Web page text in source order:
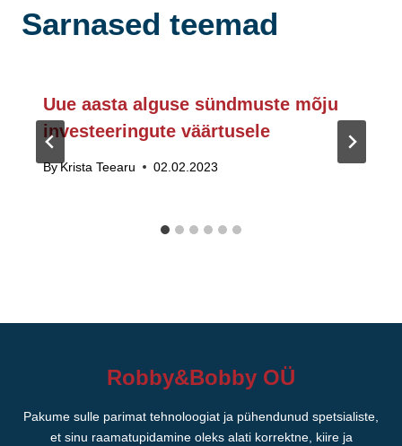
Sarnased teemad
Uue aasta alguse sündmuste mõju
investeeringute väärtusele
By Krista Teearu 02.02.2023
Robby&Bobby OÜ
Pakume sulle parimat tehnoloogiat ja pühendunud spetsialiste,
et sinu raamatupidamine oleks alati korrektne, kiire ja